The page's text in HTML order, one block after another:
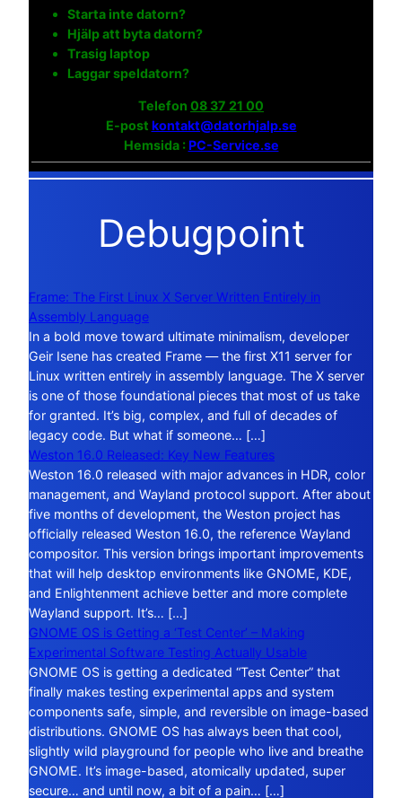
Starta inte datorn?
Hjälp att byta datorn?
Trasig laptop
Laggar speldatorn?
Telefon 08 37 21 00
E-post kontakt@datorhjalp.se
Hemsida :PC-Service.se
Debugpoint
Frame: The First Linux X Server Written Entirely in
Assembly Language
In a bold move toward ultimate minimalism, developer
Geir Isene has created Frame — the first X11 server for
Linux written entirely in assembly language. The X server
is one of those foundational pieces that most of us take
for granted. It’s big, complex, and full of decades of
legacy code. But what if someone… […]
Weston 16.0 Released: Key New Features
Weston 16.0 released with major advances in HDR, color
management, and Wayland protocol support. After about
five months of development, the Weston project has
officially released Weston 16.0, the reference Wayland
compositor. This version brings important improvements
that will help desktop environments like GNOME, KDE,
and Enlightenment achieve better and more complete
Wayland support. It’s… […]
GNOME OS is Getting a ‘Test Center’ – Making
Experimental Software Testing Actually Usable
GNOME OS is getting a dedicated “Test Center” that
finally makes testing experimental apps and system
components safe, simple, and reversible on image-based
distributions. GNOME OS has always been that cool,
slightly wild playground for people who live and breathe
GNOME. It’s image-based, atomically updated, super
secure… and until now, a bit of a pain… […]